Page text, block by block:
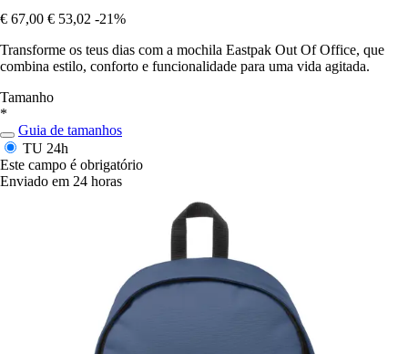
€ 67,00 € 53,02 -21%
Transforme os teus dias com a mochila Eastpak Out Of Office, que
combina estilo, conforto e funcionalidade para uma vida agitada.
Tamanho
*
Guia de tamanhos
TU 24h
Este campo é obrigatório
Enviado em 24 horas